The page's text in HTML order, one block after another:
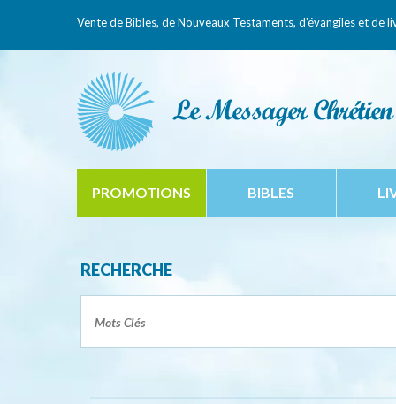
Vente de Bibles, de Nouveaux Testaments, d'évangiles et de
PROMOTIONS BIBLES
RECHERCHE